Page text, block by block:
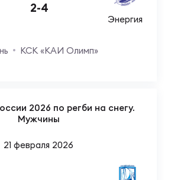
2-4
Энергия
КСК «КАИ Олимп»
2026 по регби на снегу.
Мужчины
21 февраля 2026